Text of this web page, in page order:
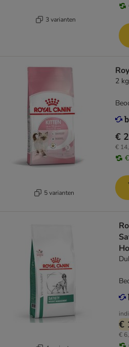
3 varianten
5 varianten
2 kg
€
€
€
€